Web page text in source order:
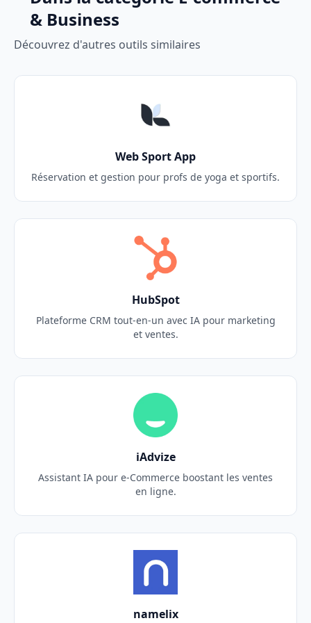
& Business
Découvrez d'autres outils similaires
Web Sport App
Réservation et gestion pour profs de yoga et sportifs.
HubSpot
Plateforme CRM tout-en-un avec IA pour marketing
et ventes.
iAdvize
Assistant IA pour e-Commerce boostant les ventes
en ligne.
namelix